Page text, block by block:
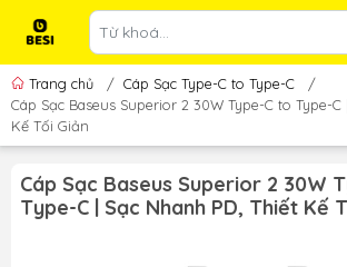
Trang chủ / Cáp Sạc Type-C to Type-C
/
Cáp Sạc Baseus Superior 2 30W Type-C to Type-C
Kế Tối Giản
Cáp Sạc Baseus Superior 2 30W
Type-C | Sạc Nhanh PD, Thiết Kế